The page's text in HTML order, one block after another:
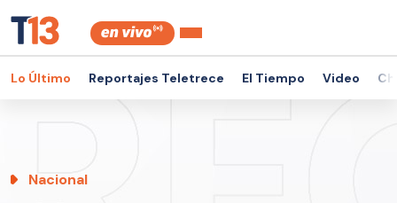
Lo Último Reportajes Teletrece El Tiempo Video
Nacional